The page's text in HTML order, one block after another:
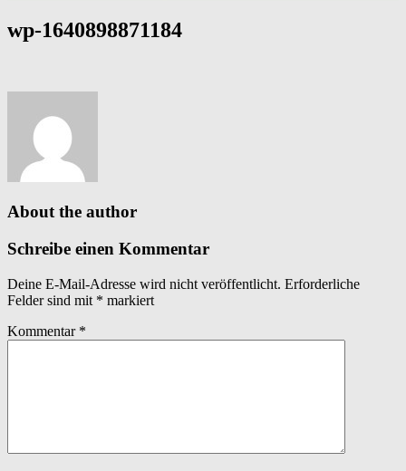
wp-1640898871184
About the author
Schreibe einen Kommentar
Deine E-Mail-Adresse wird nicht veröffentlicht. Erforderliche
Felder sind mit * markiert
Kommentar *